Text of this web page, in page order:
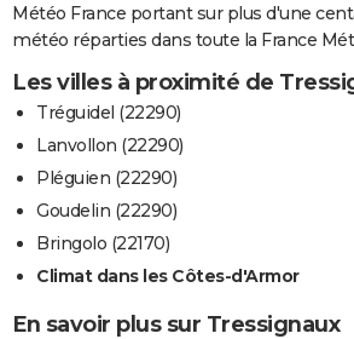
Météo France portant sur plus d'une
météo réparties dans toute la France
Les villes à proximité de
Tréguidel (22290)
Lanvollon (22290)
Pléguien (22290)
Goudelin (22290)
Bringolo (22170)
Climat dans les Côtes-d'Armor
En savoir plus sur Tressignaux